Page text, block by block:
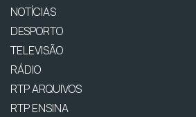
NOTÍCIAS
DESPORTO
TELEVISÃO
RÁDIO
RTP ARQUIVOS
RTP ENSINA